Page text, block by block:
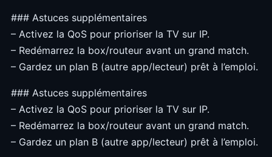
### Astuces supplémentaires
– Activez la QoS pour prioriser la TV sur IP.
– Redémarrez la box/routeur avant un grand match.
– Gardez un plan B (autre app/lecteur) prêt à l’emploi.
### Astuces supplémentaires
– Activez la QoS pour prioriser la TV sur IP.
– Redémarrez la box/routeur avant un grand match.
– Gardez un plan B (autre app/lecteur) prêt à l’emploi.